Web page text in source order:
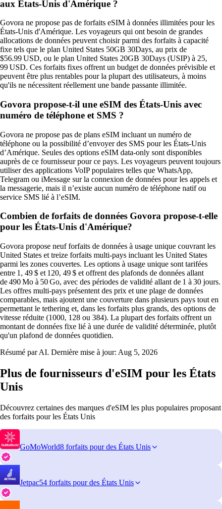
aux États-Unis d'Amérique ?
Govora ne propose pas de forfaits eSIM à données illimitées pour les
États-Unis d'Amérique. Les voyageurs qui ont besoin de grandes
allocations de données peuvent choisir parmi des forfaits à capacité
fixe tels que le plan United States 50GB 30Days, au prix de
$56.99 USD, ou le plan United States 20GB 30Days (USIP) à 25,
99 USD. Ces forfaits fixes offrent un budget de données prévisible et
peuvent être plus rentables pour la plupart des utilisateurs, à moins
qu'ils ne nécessitent réellement une bande passante illimitée.
Govora propose-t-il une eSIM des États-Unis avec
numéro de téléphone et SMS ?
Govora ne propose pas de plans eSIM incluant un numéro de
téléphone ou la possibilité d’envoyer des SMS pour les États-Unis
d’Amérique. Seules des options eSIM data‑only sont disponibles
auprès de ce fournisseur pour ce pays. Les voyageurs peuvent toujours
utiliser des applications VoIP populaires telles que WhatsApp,
Telegram ou iMessage sur la connexion de données pour les appels et
la messagerie, mais il n’existe aucun numéro de téléphone natif ou
service SMS lié à l’eSIM.
Combien de forfaits de données Govora propose-t-elle
pour les États-Unis d'Amérique?
Govora propose neuf forfaits de données à usage unique couvrant les
United States et treize forfaits multi‑pays incluant les United States
parmi les zones couvertes. Les options à usage unique sont tarifées
entre 1, 49 $ et 120, 49 $ et offrent des plafonds de données allant
de 490 Mo à 50 Go, avec des périodes de validité allant de 1 à 30 jours.
Les offres multi‑pays présentent des prix et une plage de données
comparables, mais ajoutent une couverture dans plusieurs pays tout en
permettant le tethering et, dans les forfaits plus grands, des options de
vitesse réduite (1000, 128 ou 384). La plupart des forfaits offrent un
montant de données fixe lié à une durée de validité déterminée, plutôt
qu'un plafond de données quotidien.
Résumé par AI. Dernière mise à jour: Aug 5, 2026
Plus de fournisseurs d'eSIM pour les États
Unis
Découvrez certaines des marques d'eSIM les plus populaires proposant
des forfaits pour les États Unis
GoMoWorld8 forfaits pour des États Unis
Jetpac54 forfaits pour des États Unis